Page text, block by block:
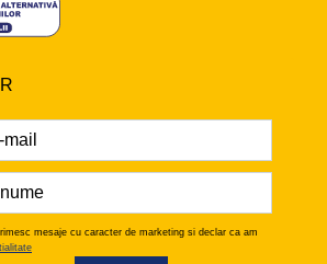
mesaje cu caracter de marketing si declar ca am